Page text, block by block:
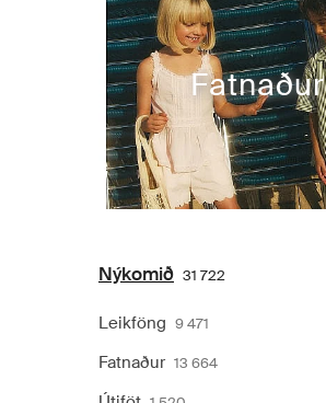
Fatnaður
Nýkomið 31 722
Leikföng 9 471
Fatnaður 13 664